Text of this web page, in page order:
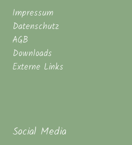
Impressum
Datenschutz
AGB
Downloads
Externe Links
Social Media